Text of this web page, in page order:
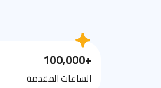
+100,000
الساعات المقدمة